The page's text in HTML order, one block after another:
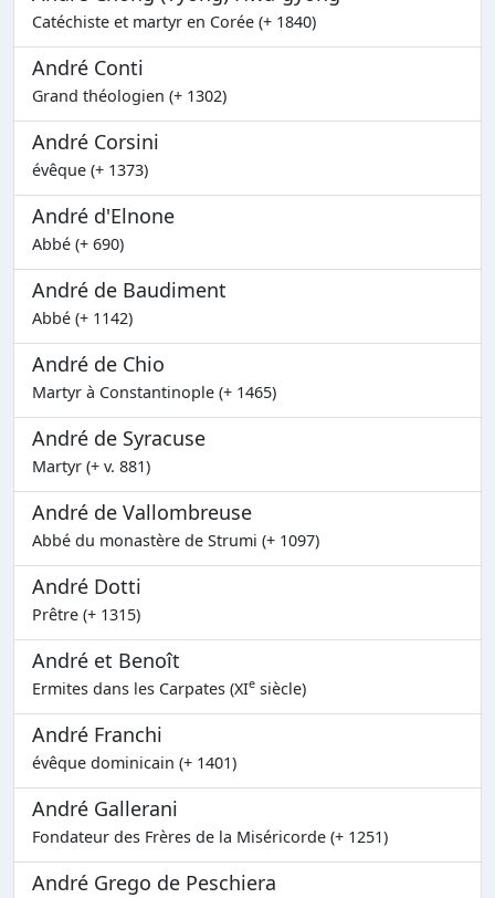
Catéchiste et martyr en Corée (+ 1840)
André Conti
Grand théologien (+ 1302)
André Corsini
évêque (+ 1373)
André d'Elnone
Abbé (+ 690)
André de Baudiment
Abbé (+ 1142)
André de Chio
Martyr à Constantinople (+ 1465)
André de Syracuse
Martyr (+ v. 881)
André de Vallombreuse
Abbé du monastère de Strumi (+ 1097)
André Dotti
Prêtre (+ 1315)
André et Benoît
Ermites dans les Carpates (XIe siècle)
André Franchi
évêque dominicain (+ 1401)
André Gallerani
Fondateur des Frères de la Miséricorde (+ 1251)
André Grego de Peschiera